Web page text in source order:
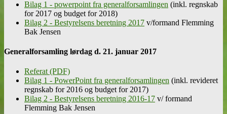
Bilag 1 - powerpoint fra generalforsamlingen (inkl. regnskab
for 2017 og budget for 2018)
Bilag 2 - Bestyrelsens beretning 2017 v/formand Flemming
Bak Jensen
Generalforsamling lørdag d. 21. januar 2017
Referat (PDF)
Bilag 1 - PowerPoint fra generalforsamlingen (inkl. revideret
regnskab for 2016 og budget for 2017)
Bilag 2 - Bestyrelsens beretning 2016-17 v/ formand
Flemming Bak Jensen